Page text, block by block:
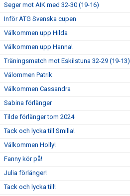
Seger mot AIK med 32-30 (19-16)
Inför ATG Svenska cupen
Välkommen upp Hilda
Välkommen upp Hanna!
Träningsmatch mot Eskilstuna 32-29 (19-13)
Välommen Patrik
Välkommen Cassandra
Sabina förlänger
Tilde förlänger tom 2024
Tack och lycka till Smilla!
Välkommen Holly!
Fanny kör på!
Julia förlänger!
Tack och lycka till!